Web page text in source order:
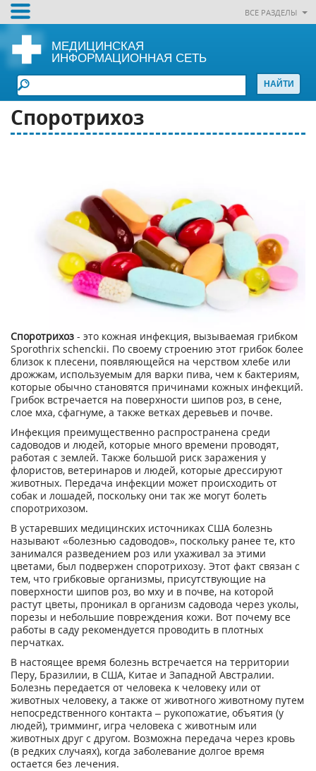
ВСЕ РАЗДЕЛЫ
МЕДИЦИНСКАЯ
ИНФОРМАЦИОННАЯ СЕТЬ
Споротрихоз
Споротрихоз - это кожная инфекция, вызываемая грибком
Sporothrix schenckii. По своему строению этот грибок более
близок к плесени, появляющейся на черством хлебе или
дрожжам, используемым для варки пива, чем к бактериям,
которые обычно становятся причинами кожных инфекций.
Грибок встречается на поверхности шипов роз, в сене,
слое мха, сфагнуме, а также ветках деревьев и почве.
Инфекция преимущественно распространена среди
садоводов и людей, которые много времени проводят,
работая с землей. Также большой риск заражения у
флористов, ветеринаров и людей, которые дрессируют
животных. Передача инфекции может происходить от
собак и лошадей, поскольку они так же могут болеть
споротрихозом.
В устаревших медицинских источниках США болезнь
называют «болезнью садоводов», поскольку ранее те, кто
занимался разведением роз или ухаживал за этими
цветами, был подвержен споротрихозу. Этот факт связан с
тем, что грибковые организмы, присутствующие на
поверхности шипов роз, во мху и в почве, на которой
растут цветы, проникал в организм садовода через уколы,
порезы и небольшие повреждения кожи. Вот почему все
работы в саду рекомендуется проводить в плотных
перчатках.
В настоящее время болезнь встречается на территории
Перу, Бразилии, в США, Китае и Западной Австралии.
Болезнь передается от человека к человеку или от
животных человеку, а также от животного животному путем
непосредственного контакта – рукопожатие, объятия (у
людей), тримминг, игра человека с животным или
животных друг с другом. Возможна передача через кровь
(в редких случаях), когда заболевание долгое время
остается без лечения.